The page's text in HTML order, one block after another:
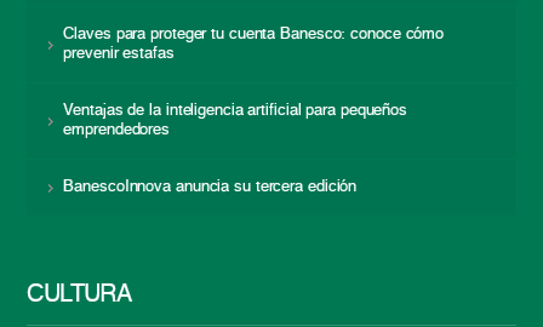
Claves para proteger tu cuenta Banesco: conoce cómo
prevenir estafas
Ventajas de la inteligencia artificial para pequeños
emprendedores
BanescoInnova anuncia su tercera edición
CULTURA